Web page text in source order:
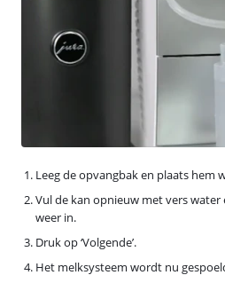
Leeg de opvangbak en plaats hem
Vul de kan opnieuw met vers
weer in.
Druk op ‘Volgende’.
Het melksysteem wordt nu